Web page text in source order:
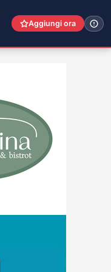
Aggiungi ora